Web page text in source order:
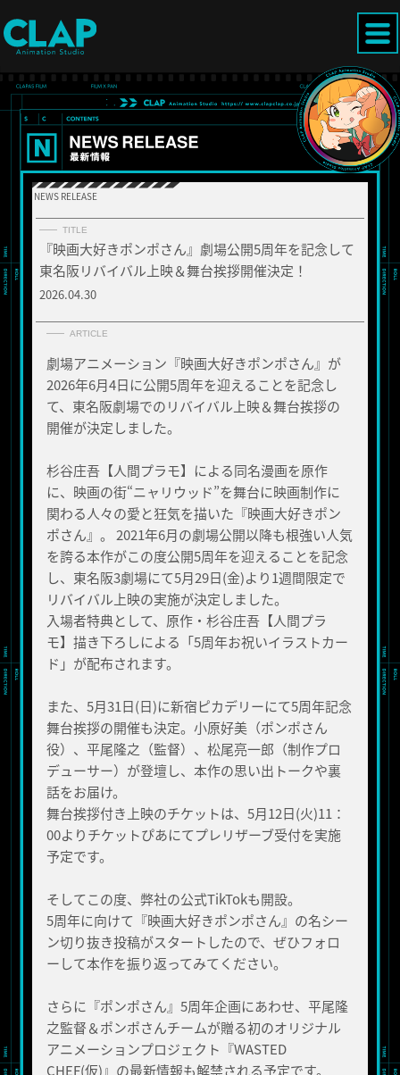
NEWS RELEASE
TITLE
『映画大好きポンポさん』劇場公開5周年を記念して
東名阪リバイバル上映＆舞台挨拶開催決定！
2026.04.30
ARTICLE
劇場アニメーション『映画大好きポンポさん』が
2026年6月4日に公開5周年を迎えることを記念し
て、東名阪劇場でのリバイバル上映＆舞台挨拶の
開催が決定しました。
杉谷庄吾【人間プラモ】による同名漫画を原作
に、映画の街“ニャリウッド”を舞台に映画制作に
関わる人々の愛と狂気を描いた『映画大好きポン
ポさん』。 2021年6月の劇場公開以降も根強い人気
を誇る本作がこの度公開5周年を迎えることを記念
し、東名阪3劇場にて5月29日(金)より1週間限定で
リバイバル上映の実施が決定しました。
入場者特典として、原作・杉谷庄吾【人間プラ
モ】描き下ろしによる「5周年お祝いイラストカー
ド」が配布されます。
また、5月31日(日)に新宿ピカデリーにて5周年記念
舞台挨拶の開催も決定。小原好美（ポンポさん
役）、平尾隆之（監督）、松尾亮一郎（制作プロ
デューサー）が登壇し、本作の思い出トークや裏
話をお届け。
舞台挨拶付き上映のチケットは、5月12日(火)11：
00よりチケットぴあにてプレリザーブ受付を実施
予定です。
そしてこの度、弊社の公式TikTokも開設。
5周年に向けて『映画大好きポンポさん』の名シー
ン切り抜き投稿がスタートしたので、ぜひフォロ
ーして本作を振り返ってみてください。
さらに『ポンポさん』5周年企画にあわせ、平尾隆
之監督＆ポンポさんチームが贈る初のオリジナル
アニメーションプロジェクト『WASTED
CHEF(仮)』の最新情報も解禁される予定です。